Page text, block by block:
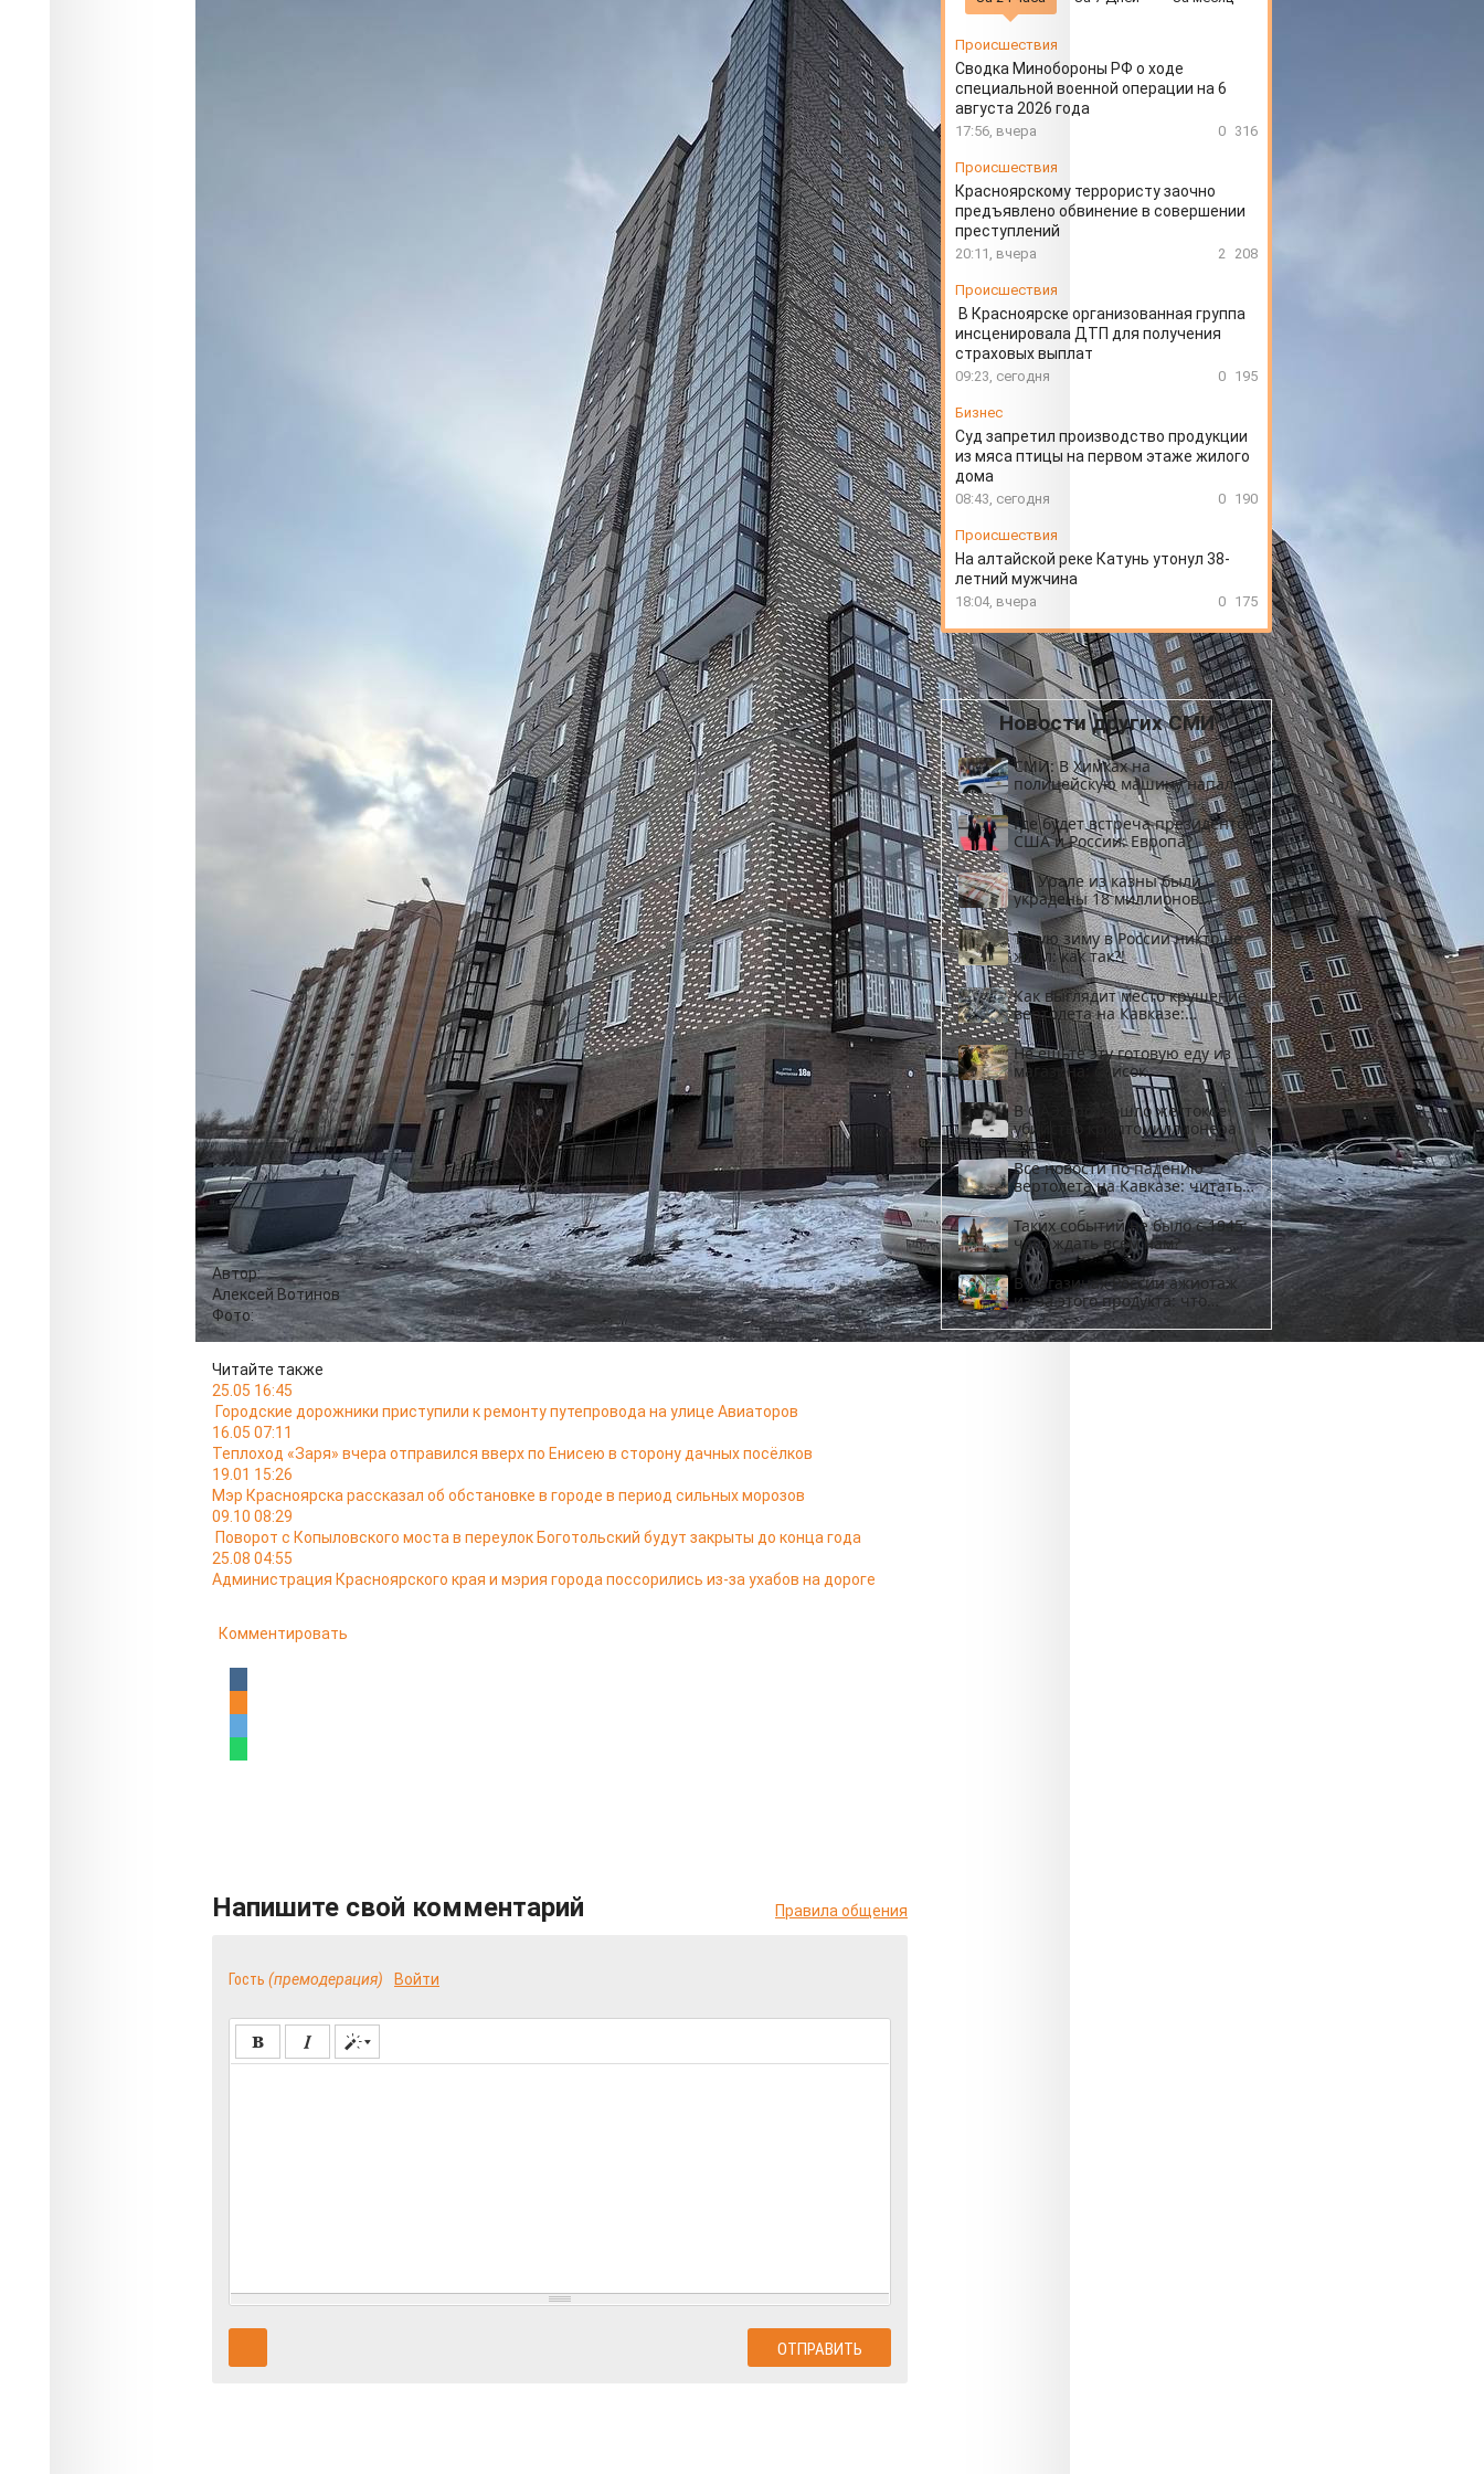
этажный дом на Норильской
В ближайшее время дольщики получат ключи от квартир в доме на улице Норильской.
Готовый объект 3 месяца не могли ввести в эксплуатацию.
Речь идёт о новостройке в ЖК "Времена года" (улица Норильская, 18в). 25-этажное здание
закончили возводить ещё в конце прошлого года, однако сдача объекта затянулась.
Дольщики стали жаловаться властям и надзорным органам. О проблеме узнал и глава
Красноярского края Михаил Котюков.
Губернатор рассказал в своём телеграм-канале, что поручил администрации города и лично
мэру Владиславу Логинову оперативно разобраться с проблемой. Выяснилось, что
сложности возникли из-за завода по производству бетона. Предприятие находилось рядом
со стройкой, и дом попал в санитарно-защитную зону. Завод давно закрылся, но
собственница не уведомила об этом соответствующие службы.
"В итоге разобрались с этой бюрократией и привели всё в соответствие. Хочу
обрадовать будущих жильцов дома на Норильской - разрешение на его ввод
получено, и вы можете, наконец, переезжать в свои квартиры", - пишет Котюков.
Выдача ключей должна начаться на следующей неделе.
Автор:
Алексей Вотинов
Фото:
Читайте также
25.05 16:45
Городские дорожники приступили к ремонту путепровода на улице Авиаторов
16.05 07:11
Теплоход «Заря» вчера отправился вверх по Енисею в сторону дачных посёлков
19.01 15:26
Мэр Красноярска рассказал об обстановке в городе в период сильных морозов
09.10 08:29
Поворот с Копыловского моста в переулок Боготольский будут закрыты до конца года
25.08 04:55
Администрация Красноярского края и мэрия города поссорились из-за ухабов на дороге
Комментировать
Напишите свой комментарий Правила общения
Гость (премодерация) Войти
Происшествия
Сводка Минобороны РФ о ходе
специальной военной операции на 6
августа 2026 года
17:56, вчера 0 316
Происшествия
Красноярскому террористу заочно
предъявлено обвинение в совершении
преступлений
20:11, вчера 2 208
Происшествия
В Красноярске организованная группа
инсценировала ДТП для получения
страховых выплат
09:23, сегодня 0 195
Бизнес
Суд запретил производство продукции
из мяса птицы на первом этаже жилого
дома
08:43, сегодня 0 190
Происшествия
На алтайской реке Катунь утонул 38-
летний мужчина
18:04, вчера 0 175
Новости других СМИ
СМИ: В Химках на
полицейскую машину напали
и подожгли.
Где будет встреча президентов
США и России: Европа?
На Урале из казны были
украдены 18 миллионов
рублей
Такую зиму в России никто не
ждал: как так?!
Как выглядит место крушение
вертолета на Кавказе:
смотреть
Не ешьте эту готовую еду из
магазина: список
В ОАЭ произошло жестокое
убийство криптомиллионера
Все новости по падению
вертолета на Кавказе: читать
здесь
Таких событий не было с 1945:
чего ждать всем нам?
В магазинах России ажиотаж
из-за этого продукта: что
купить?